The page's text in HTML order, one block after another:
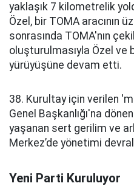
yaklaşık 7 kilometrelik
Özel, bir TOMA aracının
sonrasında TOMA'nın
oluşturulmasıyla Özel ve
yürüyüşüne devam etti.
38. Kurultay için verilen
Genel Başkanlığı'na
yaşanan sert gerilim ve
Merkez’de yönetimi
Yeni Parti Kuruluyor